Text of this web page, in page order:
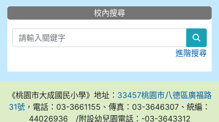
::: 校內搜尋
進階搜尋
《桃園市大成國民小學》地址： 33457桃園市八德區廣福路
31號 ，電話：03-3661155、傳真：03-3646307、統編：
44026936 /附設幼兒園電話：-03-3643312